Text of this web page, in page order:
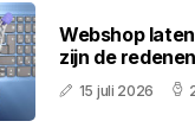
Webshop
zijn de redenen
15 juli 2026